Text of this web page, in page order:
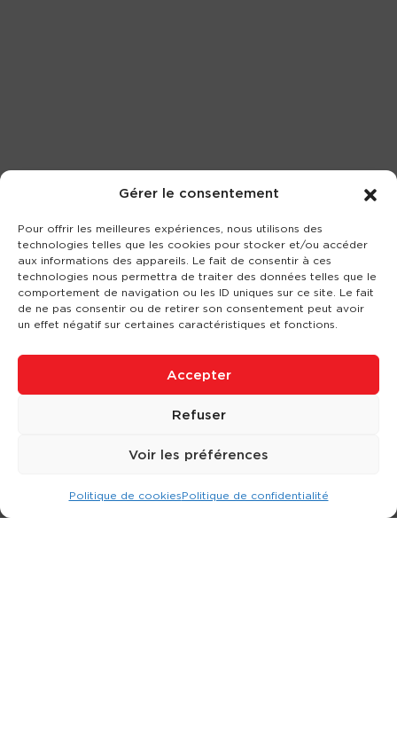
Gérer le consentement
Pour offrir les meilleures expériences, nous utilisons des
technologies telles que les cookies pour stocker et/ou accéder
aux informations des appareils. Le fait de consentir à ces
technologies nous permettra de traiter des données telles que le
comportement de navigation ou les ID uniques sur ce site. Le fait
de ne pas consentir ou de retirer son consentement peut avoir
un effet négatif sur certaines caractéristiques et fonctions.
Accepter
Refuser
Voir les préférences
Politique de cookiesPolitique de confidentialité